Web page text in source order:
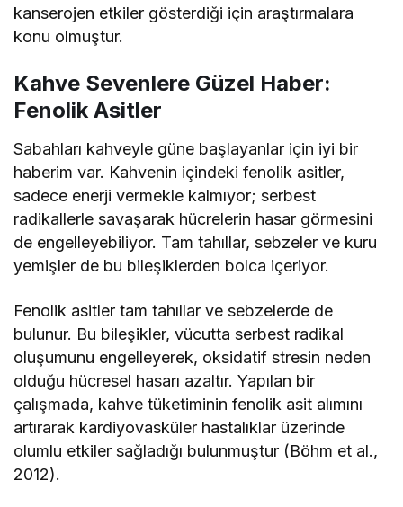
kanserojen etkiler gösterdiği için araştırmalara
konu olmuştur.
Kahve Sevenlere Güzel Haber:
Fenolik Asitler
Sabahları kahveyle güne başlayanlar için iyi bir
haberim var. Kahvenin içindeki fenolik asitler,
sadece enerji vermekle kalmıyor; serbest
radikallerle savaşarak hücrelerin hasar görmesini
de engelleyebiliyor. Tam tahıllar, sebzeler ve kuru
yemişler de bu bileşiklerden bolca içeriyor.
Fenolik asitler tam tahıllar ve sebzelerde de
bulunur. Bu bileşikler, vücutta serbest radikal
oluşumunu engelleyerek, oksidatif stresin neden
olduğu hücresel hasarı azaltır. Yapılan bir
çalışmada, kahve tüketiminin fenolik asit alımını
artırarak kardiyovasküler hastalıklar üzerinde
olumlu etkiler sağladığı bulunmuştur (Böhm et al.,
2012).